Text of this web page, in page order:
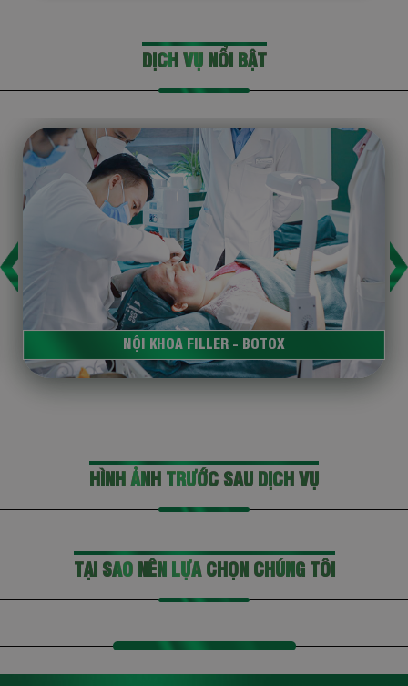
DỊCH VỤ NỔI BẬT
NỘI KHOA FILLER - BOTOX
HÌNH ẢNH TRƯỚC SAU DỊCH VỤ
TẠI SAO NÊN LỰA CHỌN CHÚNG TÔI